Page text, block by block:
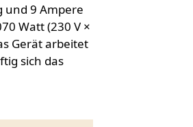
und 9 Ampere
Watt (230 V ×
Gerät arbeitet
sich das